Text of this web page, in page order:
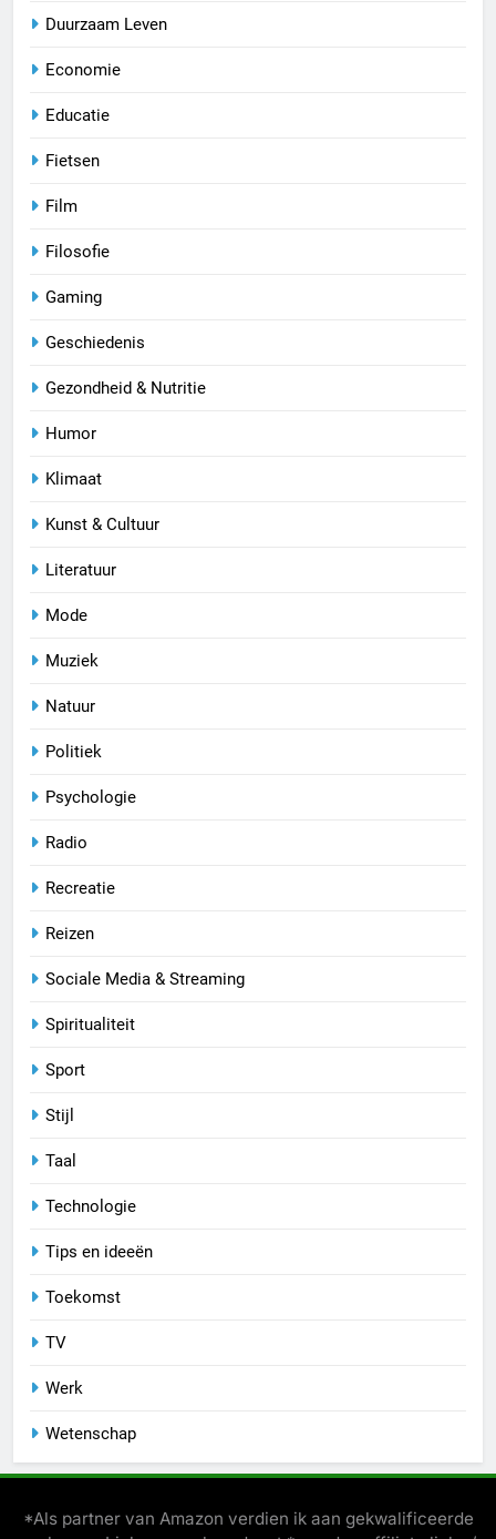
Duurzaam Leven
Economie
Educatie
Fietsen
Film
Filosofie
Gaming
Geschiedenis
Gezondheid & Nutritie
Humor
Klimaat
Kunst & Cultuur
Literatuur
Mode
Muziek
Natuur
Politiek
Psychologie
Radio
Recreatie
Reizen
Sociale Media & Streaming
Spiritualiteit
Sport
Stijl
Taal
Technologie
Tips en ideeën
Toekomst
TV
Werk
Wetenschap
*Als partner van Amazon verdien ik aan gekwalificeerde